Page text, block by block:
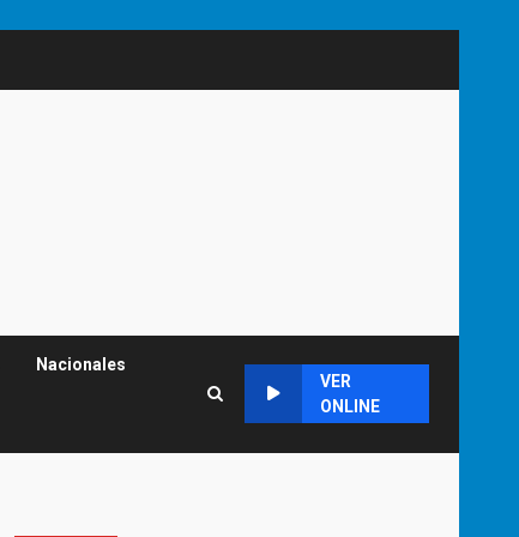
Nacionales
VER
ONLINE